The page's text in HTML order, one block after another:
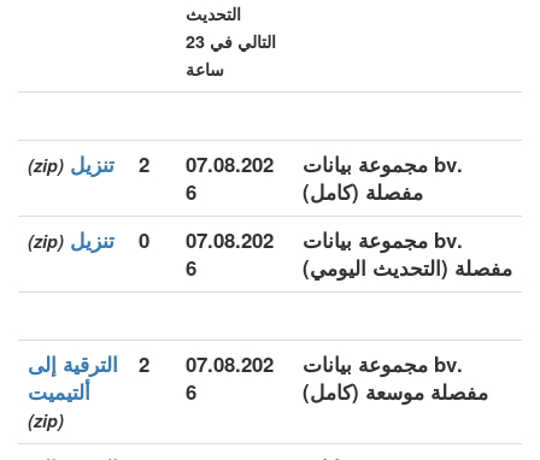
التحديث
التالي في 23
ساعة
.bv مجموعة بيانات
مفصلة (كامل)
07.08.202
6
2 تنزيل (zip)
.bv مجموعة بيانات
مفصلة (التحديث اليومي)
07.08.202
6
0 تنزيل (zip)
.bv مجموعة بيانات
مفصلة موسعة (كامل)
07.08.202
6
2
الترقية إلى
ألتيميت
(zip)